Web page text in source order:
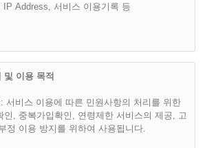
무 등 중요한 규정의 개정은 사전에 공지합니
은 합리적인 사유가 발생될 경우에
할 수 있으며, 약관을 변경할 경우에는 지체
공지합니다.
- 자동수집항목 : IP Address, 서비스 이용기록 등
및 이용 목적
서비스 이용에 따른 민원사항의 처리를 위한
인, 중복가입확인, 연령제한 서비스의 제공, 고
정 이용 방지를 위하여 사용됩니다.